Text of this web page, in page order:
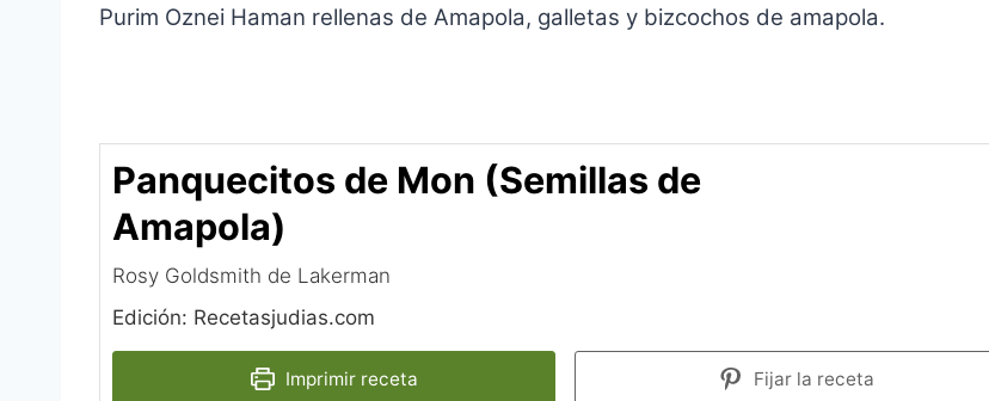
Purim Oznei Haman rellenas de Amapola, galletas y bizcochos de amapola.
Panquecitos de Mon (Semillas de
Amapola)
Rosy Goldsmith de Lakerman
Edición: Recetasjudias.com
Imprimir receta Fijar la receta